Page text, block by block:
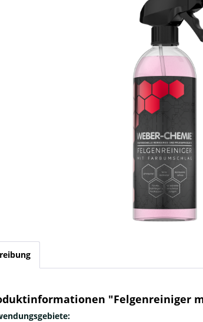
"Felgenreiniger